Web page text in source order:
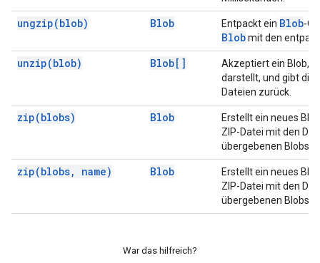
ungzip(blob) Blob Entpackt ein Blob-
Blobmit den
unzip(blob) Blob[]
Akzeptiert ein Blob,
darstellt, und gibt die
Dateien zurück.
zip(blobs) Blob
Erstellt ein neues
ZIP-Datei mit den
übergebenen Blobs
zip(blobs, name) Blob
Erstellt ein neues
ZIP-Datei mit den
übergebenen Blobs
War das hilfreich?